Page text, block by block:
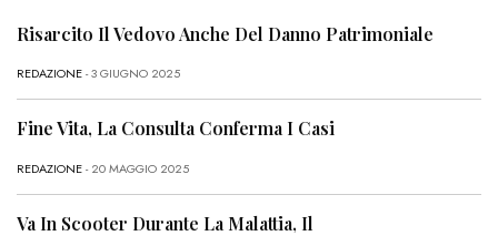
Risarcito Il Vedovo Anche Del Danno Patrimoniale
REDAZIONE- 3 GIUGNO 2025
Fine Vita, La Consulta Conferma I Casi
REDAZIONE- 20 MAGGIO 2025
Va In Scooter Durante La Malattia, Il